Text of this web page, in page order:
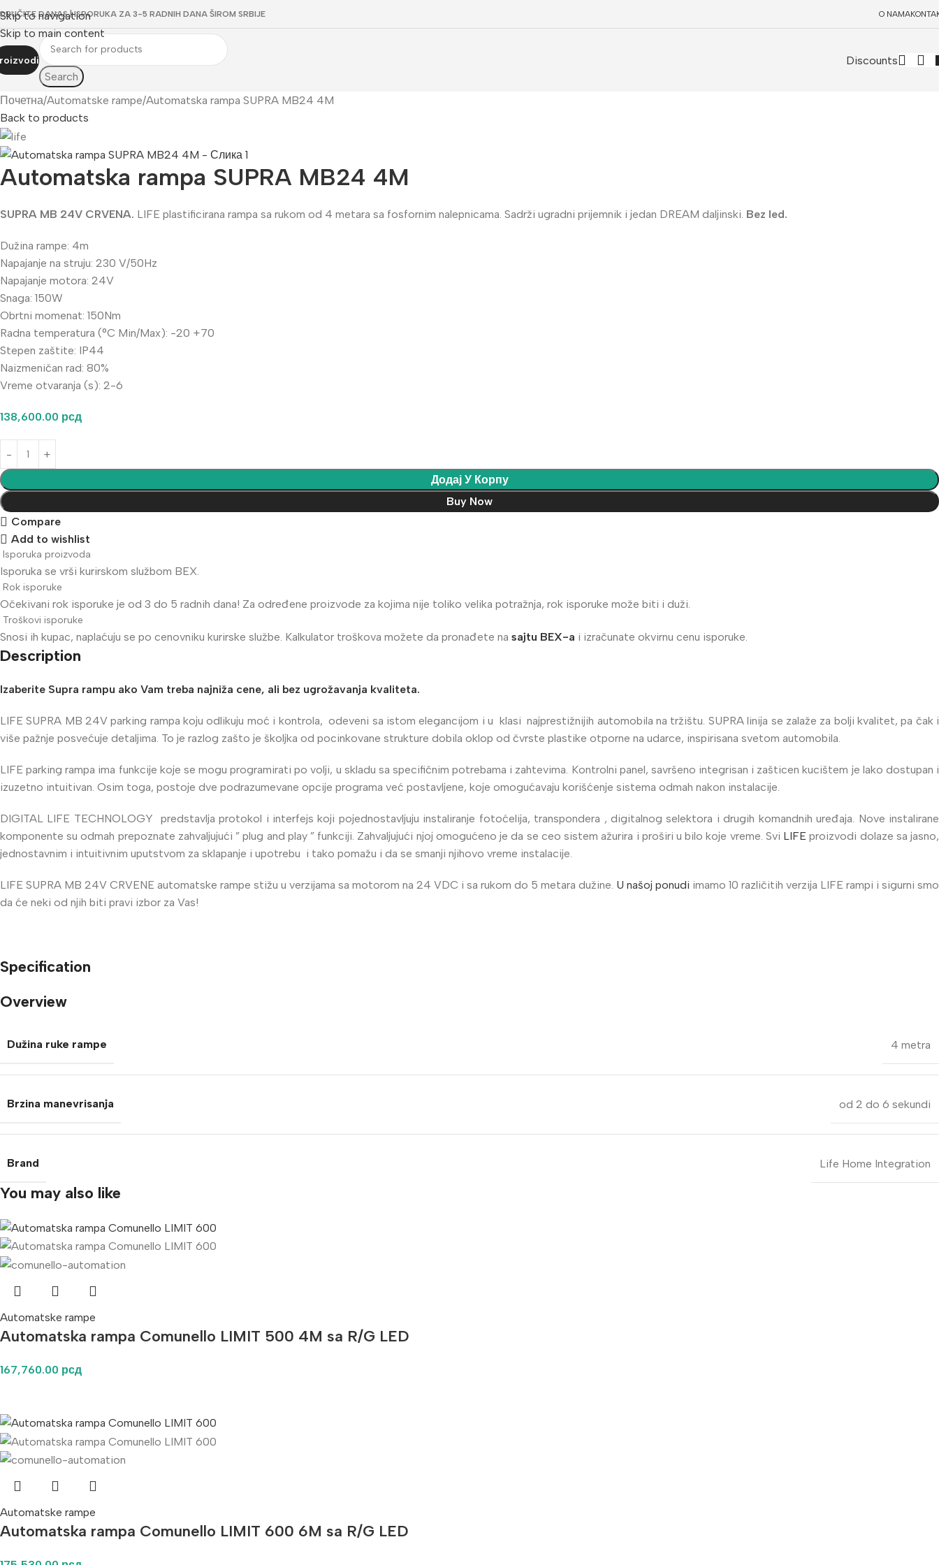
Skip to navigation
Skip to main content
DANAS | ISPORUKA ZA 3-5 RADNIH DANA ŠIROM SRBIJE O NAMA
Search
Discounts
Почетна Automatske rampe Automatska rampa SUPRA MB24 4M
Back to products
Automatska rampa SUPRA MB24 4M
SUPRA MB 24V CRVENA. LIFE plastificirana rampa sa rukom od 4 metara sa fosfornim nalepnicama. Sadrži ugradni prijemnik i jedan DREAM daljinski. Bez led.
Dužina rampe: 4m
Napajanje na struju: 230 V/50Hz
Napajanje motora: 24V
Snaga: 150W
Obrtni momenat: 150Nm
Radna temperatura (°C Min/Max): -20 +70
Stepen zaštite: IP44
Naizmeničan rad: 80%
Vreme otvaranja (s): 2-6
138,600.00 рсд
Додај У Корпу
Buy Now
Compare
Add to wishlist
Isporuka proizvoda
Isporuka se vrši kurirskom službom BEX.
Rok isporuke
Očekivani rok isporuke je od 3 do 5 radnih dana! Za određene proizvode za kojima nije toliko velika potražnja, rok isporuke može biti i duži.
Troškovi isporuke
Snosi ih kupac, naplaćuju se po cenovniku kurirske službe. Kalkulator troškova možete da pronađete na sajtu BEX-a i izračunate okvirnu cenu isporuke.
Description
Izaberite Supra rampu ako Vam treba najniža cene, ali bez ugrožavanja kvaliteta.
LIFE SUPRA MB 24V parking rampa koju odlikuju moć i kontrola, odeveni sa istom elegancijom i u klasi najprestižnijih automobila na tržištu. SUPRA linija se zalaže za bolji kvalitet, pa čak i
više pažnje posvećuje detaljima. To je razlog zašto je školjka od pocinkovane strukture dobila oklop od čvrste plastike otporne na udarce, inspirisana svetom automobila.
LIFE parking rampa ima funkcije koje se mogu programirati po volji, u skladu sa specifičnim potrebama i zahtevima. Kontrolni panel, savršeno integrisan i zašticen kucištem je lako dostupan i
izuzetno intuitivan. Osim toga, postoje dve podrazumevane opcije programa već postavljene, koje omogućavaju korišćenje sistema odmah nakon instalacije.
DIGITAL LIFE TECHNOLOGY predstavlja protokol i interfejs koji pojednostavljuju instaliranje fotoćelija, transpondera , digitalnog selektora i drugih komandnih uređaja. Nove instalirane
komponente su odmah prepoznate zahvaljujući ” plug and play ” funkciji. Zahvaljujući njoj omogućeno je da se ceo sistem ažurira i proširi u bilo koje vreme. Svi LIFE proizvodi dolaze sa jasno,
jednostavnim i intuitivnim uputstvom za sklapanje i upotrebu i tako pomažu i da se smanji njihovo vreme instalacije.
LIFE SUPRA MB 24V CRVENE automatske rampe stižu u verzijama sa motorom na 24 VDC i sa rukom do 5 metara dužine. U našoj ponudi imamo 10 različitih verzija LIFE rampi i sigurni smo
da će neki od njih biti pravi izbor za Vas!
Specification
Overview
Dužina ruke rampe 4 metra
Brzina manevrisanja od 2 do 6 sekundi
Brand Life Home Integration
You may also like
Automatske rampe
Automatska rampa Comunello LIMIT 500 4M sa R/G LED
167,760.00 рсд
Automatske rampe
Automatska rampa Comunello LIMIT 600 6M sa R/G LED